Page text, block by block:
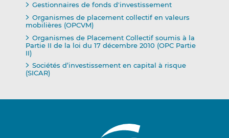
Gestionnaires de fonds d'investissement
Organismes de placement collectif en valeurs
mobilières (OPCVM)
Organismes de Placement Collectif soumis à la
Partie II de la loi du 17 décembre 2010 (OPC Partie
II)
Sociétés d’investissement en capital à risque
(SICAR)